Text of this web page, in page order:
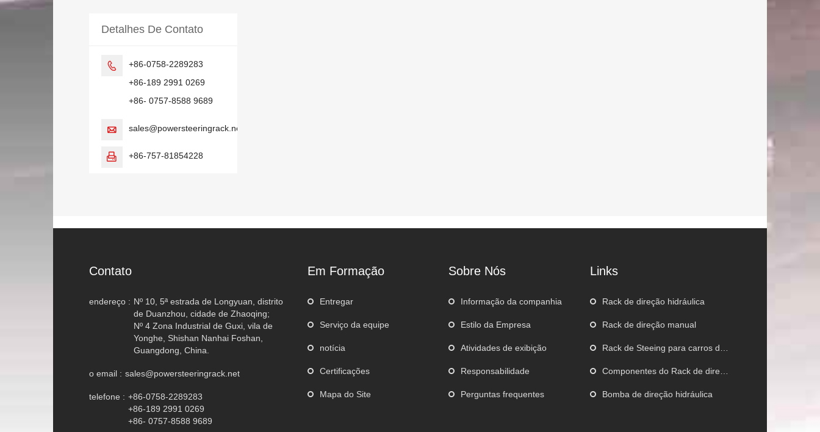
Detalhes De Contato

+86-0758-2289283
+86-189 2991 0269
+86- 0757-8588 9689
 sales@powersteeringrack.net
 +86-757-81854228
Contato
endereço : Nº 10, 5ª estrada de Longyuan, distrito
de Duanzhou, cidade de Zhaoqing;
Nº 4 Zona Industrial de Guxi, vila de
Yonghe, Shishan Nanhai Foshan,
Guangdong, China.
o email : sales@powersteeringrack.net
telefone : +86-0758-2289283
+86-189 2991 0269
+86- 0757-8588 9689
Em Formação
Entregar
Serviço da equipe
notícia
Certificações
Mapa do Site
Sobre Nós
Informação da companhia
Estilo da Empresa
Atividades de exibição
Responsabilidade
Perguntas frequentes
Links
Rack de direção hidráulica
Rack de direção manual
Rack de Steeing para carros de corrida
Componentes do Rack de direção
Bomba de direção hidráulica